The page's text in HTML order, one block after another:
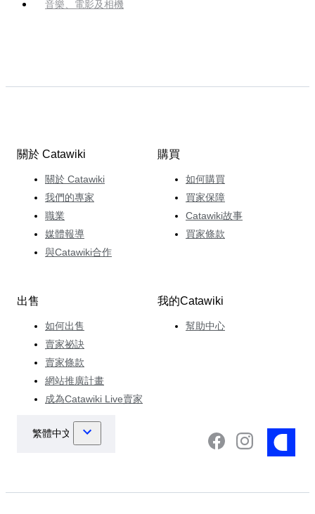
音樂、電影及相機
關於 Catawiki
關於 Catawiki
我們的專家
職業
媒體報導
與Catawiki合作
購買
如何購買
買家保障
Catawiki故事
買家條款
出售
如何出售
賣家祕訣
賣家條款
網站推廣計畫
成為Catawiki Live賣家
我的Catawiki
幫助中心